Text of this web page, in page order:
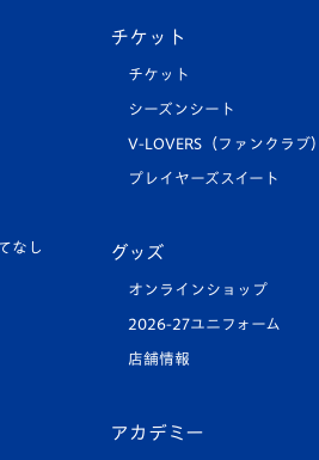
なし
チケット
チケット
シーズンシート
V-LOVERS（ファンクラブ）
プレイヤーズスイート
グッズ
オンラインショップ
2026-27ユニフォーム
店舗情報
アカデミー